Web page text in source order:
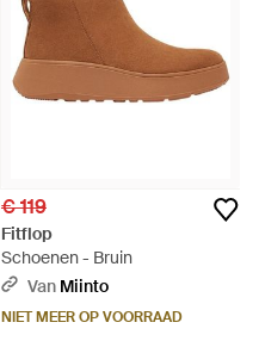
€ 119
Fitflop
Schoenen - Bruin
Van Miinto
NIET MEER OP VOORRAAD